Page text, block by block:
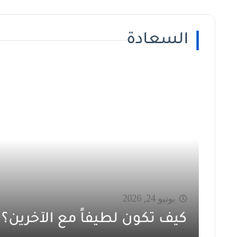
السعادة
يونيو 24, 2026
كيف تكون لطيفاً مع الآخرين؟